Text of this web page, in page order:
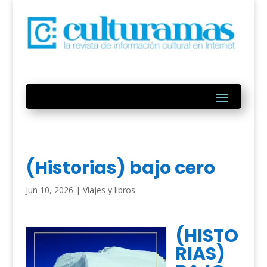
(Historias) bajo cero
Jun 10, 2026 | Viajes y libros
(HISTO
RIAS)